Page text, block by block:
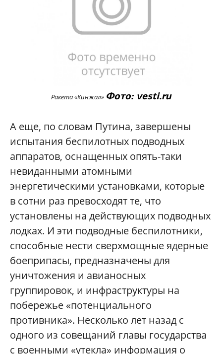
Ракета «Кинжал» Фото: vesti.ru
А еще, по словам Путина, завершены
испытания беспилотных подводных
аппаратов, оснащенных опять-таки
невиданными атомными
энергетическими установками, которые
в сотни раз превосходят те, что
установлены на действующих подводных
лодках. И эти подводные беспилотники,
способные нести сверхмощные ядерные
боеприпасы, предназначены для
уничтожения и авианосных
группировок, и инфраструктуры на
побережье «потенциального
противника». Несколько лет назад с
одного из совещаний главы государства
с военными «утекла» информация о